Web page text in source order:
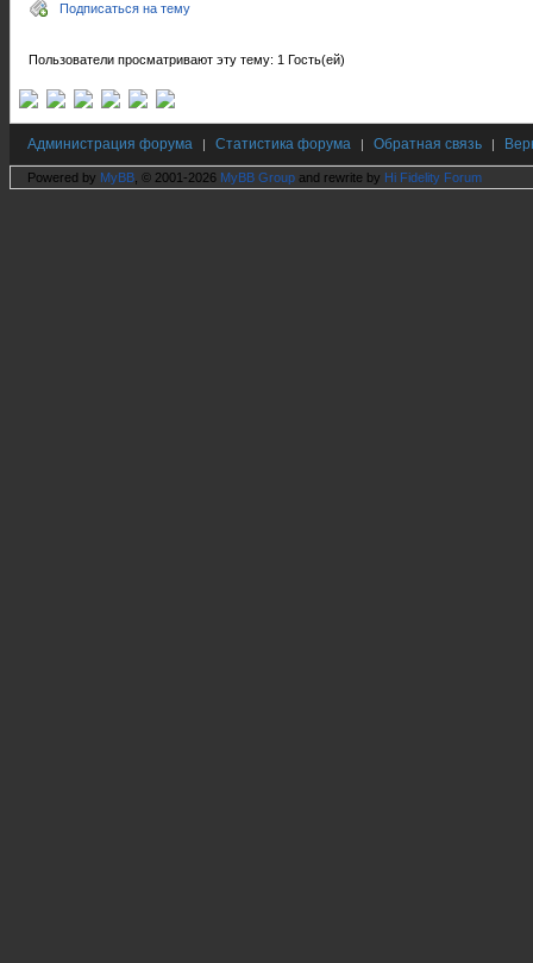
Подписаться на тему
Пользователи просматривают эту тему: 1 Гость(ей)
Администрация форума | Статистика форума | Обратная связь |
Powered by MyBB , © 2001-2026 MyBB Group and rewrite by Hi Fidelity Forum